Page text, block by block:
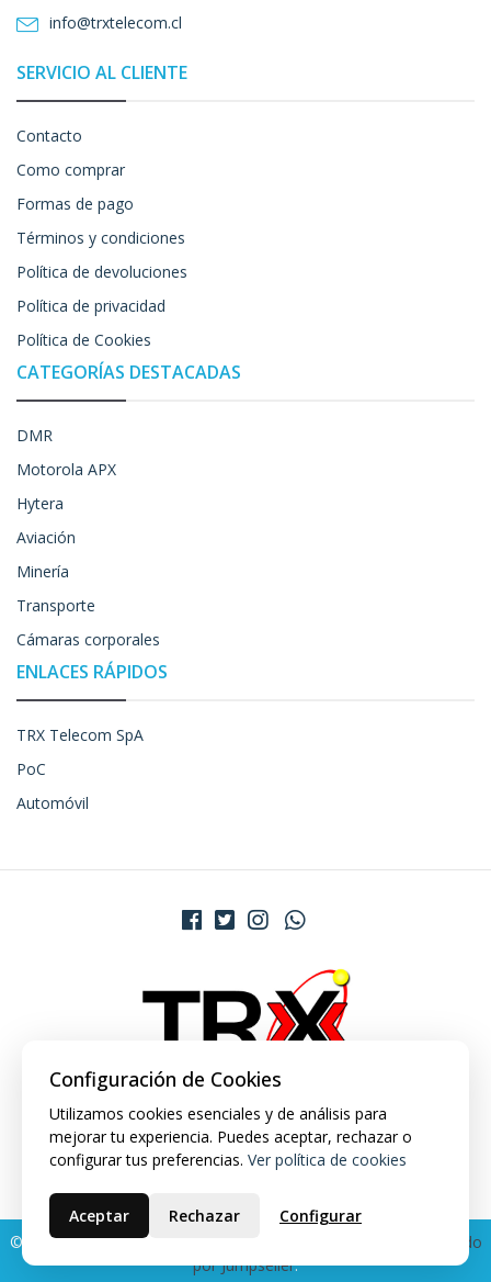
info@trxtelecom.cl
SERVICIO AL CLIENTE
Contacto
Como comprar
Formas de pago
Términos y condiciones
Política de devoluciones
Política de privacidad
Política de Cookies
CATEGORÍAS DESTACADAS
DMR
Motorola APX
Hytera
Aviación
Minería
Transporte
Cámaras corporales
ENLACES RÁPIDOS
TRX Telecom SpA
PoC
Automóvil
© 2026 TRX Market. Todos los derechos reservados.
Desarrollado
por Jumpseller.
Configuración de Cookies
Utilizamos cookies esenciales y de análisis para
mejorar tu experiencia. Puedes aceptar, rechazar o
configurar tus preferencias. Ver política de cookies
Aceptar Rechazar Configurar